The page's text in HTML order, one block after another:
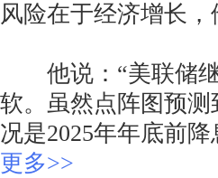
风险在于经济增长
他说：“美联储继
软。虽然点阵图预
况是2025年年底前降
更多>>